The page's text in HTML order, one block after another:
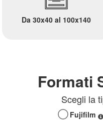
Da 30x40 al 100x140
Formati
Scegli la
Fujifilm